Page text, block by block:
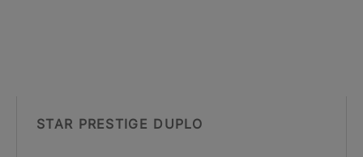
STAR PRESTIGE DUPLO